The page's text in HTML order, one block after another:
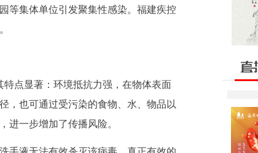
等集体单位引发聚集性感染。福建疾控
点显著：环境抵抗力强，在物体表面
，也可通过受污染的食物、水、物品以
进一步增加了传播风险。